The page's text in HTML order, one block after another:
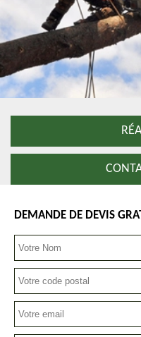
DEMANDE DE DEVIS